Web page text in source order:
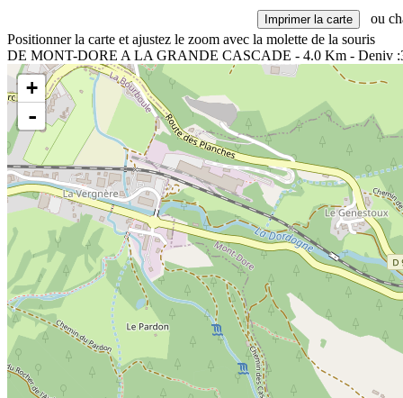
ou
Positionner la carte et ajustez le zoom avec la molette de la souris
DE MONT-DORE A LA GRANDE CASCADE - 4.0 Km - Deniv
+
-